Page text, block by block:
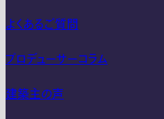
よくあるご質問
プロデューサーコラム
建築主の声